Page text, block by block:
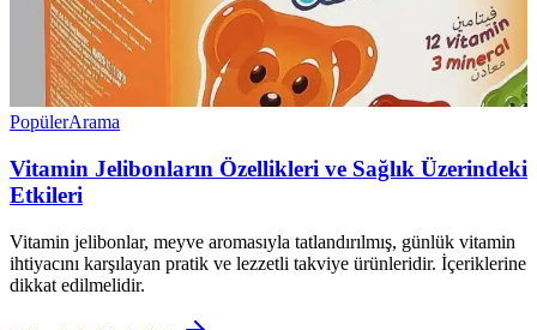
PopülerArama
Vitamin Jelibonların Özellikleri ve Sağlık Üzerindeki
Etkileri
Vitamin jelibonlar, meyve aromasıyla tatlandırılmış, günlük vitamin
ihtiyacını karşılayan pratik ve lezzetli takviye ürünleridir. İçeriklerine
dikkat edilmelidir.